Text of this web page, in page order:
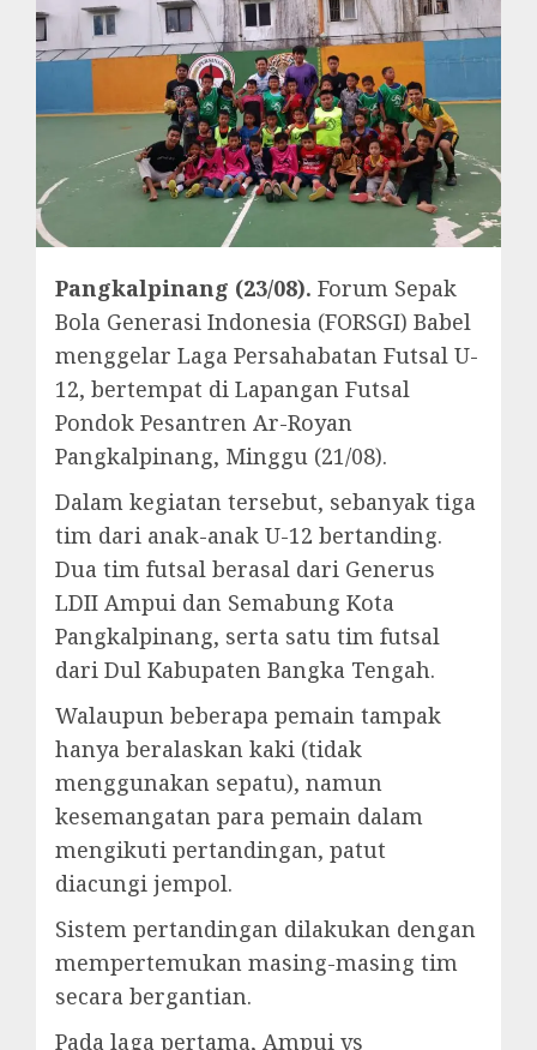
Pangkalpinang (23/08). Forum Sepak
Bola Generasi Indonesia (FORSGI) Babel
menggelar Laga Persahabatan Futsal U-
12, bertempat di Lapangan Futsal
Pondok Pesantren Ar-Royan
Pangkalpinang, Minggu (21/08).
Dalam kegiatan tersebut, sebanyak tiga
tim dari anak-anak U-12 bertanding.
Dua tim futsal berasal dari Generus
LDII Ampui dan Semabung Kota
Pangkalpinang, serta satu tim futsal
dari Dul Kabupaten Bangka Tengah.
Walaupun beberapa pemain tampak
hanya beralaskan kaki (tidak
menggunakan sepatu), namun
kesemangatan para pemain dalam
mengikuti pertandingan, patut
diacungi jempol.
Sistem pertandingan dilakukan dengan
mempertemukan masing-masing tim
secara bergantian.
Pada laga pertama, Ampui vs